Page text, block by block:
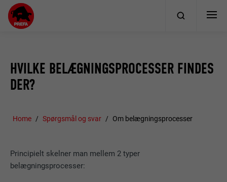
HVILKE BELÆGNINGSPROCESSER FINDES
DER?
Home Spørgsmål og svar Om belægningsprocesser
Principielt skelner man mellem 2 typer
belægningsprocesser: